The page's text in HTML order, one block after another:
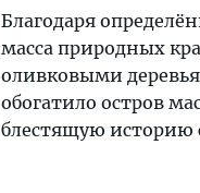
Благодаря
масса природных
оливковыми
обогатило остров
блестящую